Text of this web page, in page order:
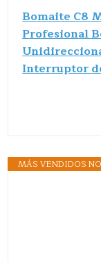
Bomaite C8
Profesional
Interruptor
MÁS VENDIDOS